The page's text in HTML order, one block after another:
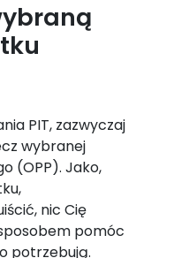
PIT, zazwyczaj
wybranej
(OPP). Jako,
nic Cię
pomóc
potrzebują.